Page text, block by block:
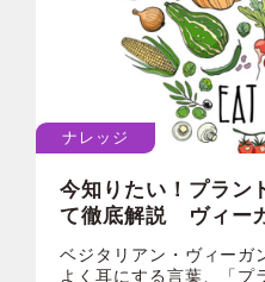
ナレッジ
今知りたい！プラン
て徹底解説 ヴィー
ベジタリアン・ヴィーガ
よく耳にする言葉、「プ